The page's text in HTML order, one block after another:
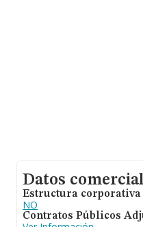
Datos
Estructura
NO
Contratos Públicos